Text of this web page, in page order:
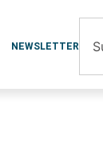
NEWSLETTER